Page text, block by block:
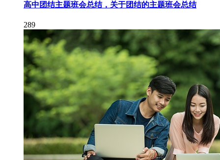
高中团结主题班会总结，关于团结的主题班会总结
289